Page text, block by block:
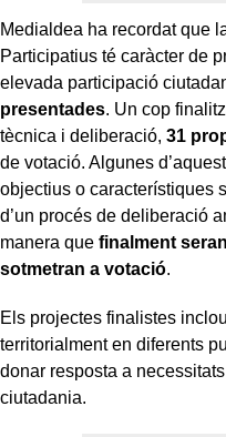
Medialdea ha recordat que
Participatius té caràcter de
elevada participació
presentades. Un cop
tècnica i deliberació, 31
de votació. Algunes
objectius o característiques
d’un procés de deliberació
manera que finalment
sotmetran a votació.
Els projectes finalistes
territorialment en diferents
donar resposta a
ciutadania.